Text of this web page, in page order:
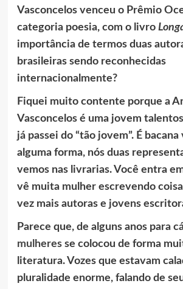
Vasconcelos venceu o Prêmio
categoria poesia, com o livro
importância de termos duas
brasileiras sendo reconhecidas
internacionalmente?
Fiquei muito contente porque a
Vasconcelos é uma jovem
já passei do “tão jovem”. É
alguma forma, nós duas
vemos nas livrarias. Você entra
vê muita mulher escrevendo
vez mais autoras e jovens
Parece que, de alguns anos para
mulheresse colocou de forma
literatura. Vozes que estavam
pluralidade enorme, falando de